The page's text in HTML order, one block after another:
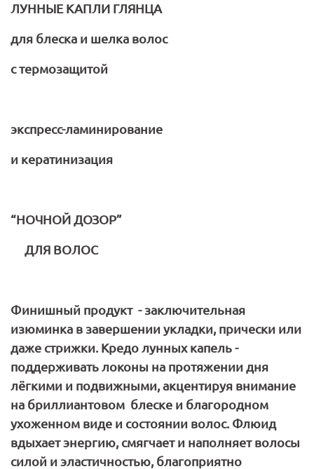
ЛУННЫЕ КАПЛИ ГЛЯНЦА
для блеска и шелка волос
с термозащитой
экспресс-ламинирование
и кератинизация
“НОЧНОЙ ДОЗОР”
ДЛЯ ВОЛОС
Финишный продукт - заключительная
изюминка в завершении укладки, прически или
даже стрижки. Кредо лунных капель -
поддерживать локоны на протяжении дня
лёгкими и подвижными, акцентируя внимание
на бриллиантовом блеске и благородном
ухоженном виде и состоянии волос. Флюид
вдыхает энергию, смягчает и наполняет волосы
силой и эластичностью, благоприятно